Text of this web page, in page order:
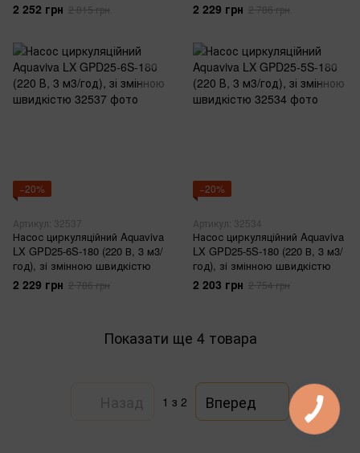
2 252 грн 2 815 грн 2 229 грн 2 786 грн
−20%
Артикул: 32537
Насос циркуляційний Aquaviva
LX GPD25-6S-180 (220 В, 3 м3/
год), зі змінною швидкістю
2 229 грн 2 786 грн
−20%
Артикул: 32534
Насос циркуляційний Aquaviva
LX GPD25-5S-180 (220 В, 3 м3/
год), зі змінною швидкістю
2 203 грн 2 754 грн
Показати ще 4 товара
1 з 2 Вперед